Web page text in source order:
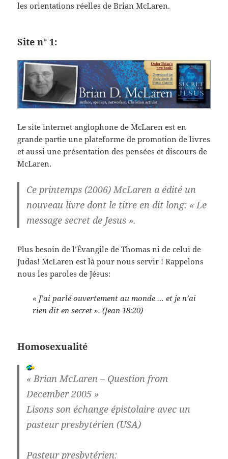
les orientations réelles de Brian McLaren.
Site n° 1:
Le site internet anglophone de McLaren est en
grande partie une plateforme de promotion de livres
et aussi une présentation des pensées et discours de
McLaren.
Ce printemps (2006) McLaren a édité un
nouveau livre dont le titre en dit long: « Le
message secret de Jesus ».
Plus besoin de l’Évangile de Thomas ni de celui de
Judas! McLaren est là pour nous servir ! Rappelons
nous les paroles de Jésus:
« J’ai parlé ouvertement au monde … et je n’ai
rien dit en secret ». (Jean 18:20)
Homosexualité
« Brian McLaren – Question from
December 2005 »
Lisons son échange épistolaire avec un
pasteur presbytérien (USA)
Pasteur presbytérien: